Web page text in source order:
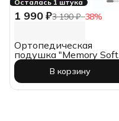
Осталась 1 штука
1 990 ₽3 190 ₽−38%
Ортопедическая
подушка "Memory
M", ИвШвейСтандарт
В корзину